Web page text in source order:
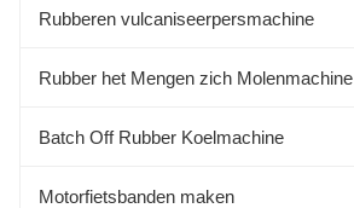
Rubberen vulcaniseerpersmachine
Rubber het Mengen zich Molenmachine
Batch Off Rubber Koelmachine
Motorfietsbanden maken